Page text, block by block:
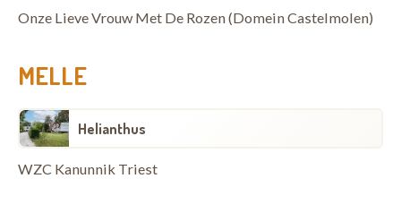
Onze Lieve Vrouw Met De Rozen (Domein Castelmolen)
MELLE
Helianthus
WZC Kanunnik Triest